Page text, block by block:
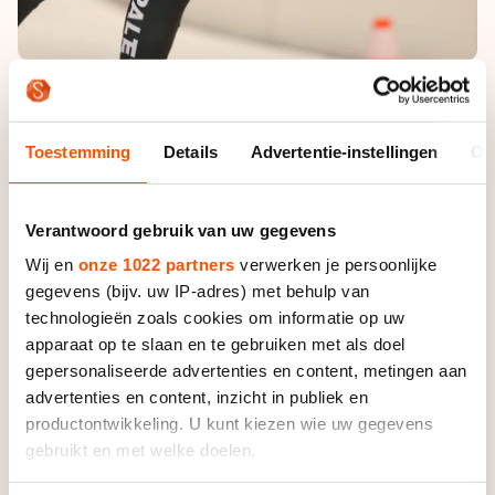
Toestemming Details Advertentie-instellingen
Verantwoord gebruik van uw gegevens
Wij en onze 1022 partners verwerken je persoonlijke
gegevens (bijv. uw IP-adres) met behulp van
technologieën zoals cookies om informatie op uw
apparaat op te slaan en te gebruiken met als doel
gepersonaliseerde advertenties en content, metingen aan
advertenties en content, inzicht in publiek en
productontwikkeling. U kunt kiezen wie uw gegevens
gebruikt en met welke doelen.
Foto: Neeke Smit
Je zou inmiddels een indrukwekkende ploeg kunnen
samenstellen van rijdsters die zonder een nieuw team
Cenned, Iris van der Stelt bij MK Basics, en zelfs een
deel van de ploeg Athleteshop.nl brak zonder de
zekerheid voor komend seizoen een nieuwe
geldschieter te hebben. In alle gevallen gaat het om
kwaliteit en komt het uiteindelijk goed, en dat zal bij
de talentvolle Jade van der Molen niet anders zijn.
’’Maar op dit moment heb ik nog geen nieuwe ploeg’’,
vertelt de 21-jarige schaatsster uit Heerenveen. ’’Ik
besef best dat ik daarmee een risico neem, maar ik wil